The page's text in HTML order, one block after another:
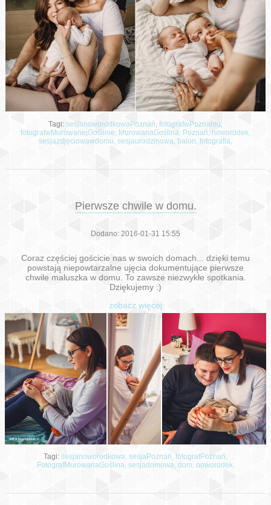
Tagi: sesjanoworodkowaPoznań, fotografwPoznaniu,
fotografwMurowanejGoślinie, MurowanaGoślina, Poznań, noworodek,
sesjazdjęciowawdomu, sesjaurodzinowa, balon, fotografia,
Pierwsze chwile w domu.
Dodano: 2016-01-31 15:55
Coraz częściej gościcie nas w swoich domach... dzięki temu
powstają niepowtarzalne ujęcia dokumentujące pierwsze
chwile maluszka w domu. To zawsze niezwykłe spotkania.
Dziękujemy :)
zobacz więcej
Tagi: sesjanoworodkowa, sesjaPoznań, fotografPoznań,
FotografMurowanaGoślina, sesjadomowa, dom, noworodek,